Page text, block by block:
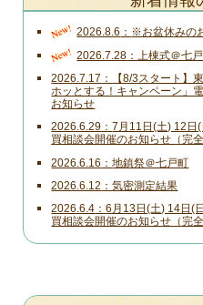
New! 2026.8.6 ※お盆休みの
New! 2026.7.28 上棟式＠七戸
2026.7.17
【8/3スタート】
ホッとする！キャンペーン」
お知らせ
2026.6.29
7月11日(土) 12日
買相談会開催のお知らせ（完全
2026.6.16 地鎮祭＠七戸町
2026.6.12 気密測定結果
2026.6.4
6月13日(土) 14日(
買相談会開催のお知らせ（完全